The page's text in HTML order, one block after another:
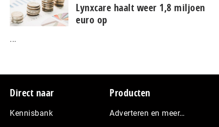
Lynxcare haalt weer 1,8 miljoen
euro op
...
Footer
Direct naar
Kennisbank
Producten
Adverteren en meer…